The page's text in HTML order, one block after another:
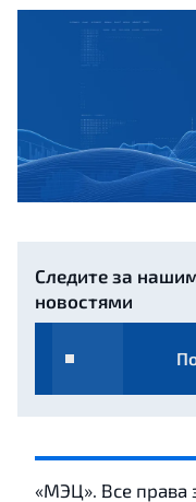
Следите за
новостями
«МЭЦ». Все